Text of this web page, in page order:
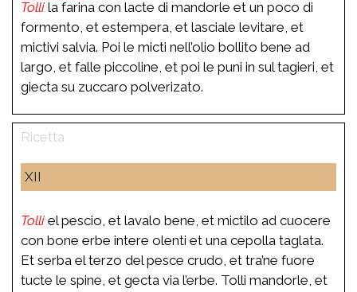
Tolli la farina con lacte di mandorle et un poco di
formento, et estempera, et lasciale levitare, et
mictivi salvia. Poi le micti nell’olio bollito bene ad
largo, et falle piccoline, et poi le puni in sul tagieri, et
giecta su zuccaro polverizato.
XII
Tolli el pescio, et lavalo bene, et mictilo ad cuocere
con bone erbe intere olenti et una cepolla taglata.
Et serba el terzo del pesce crudo, et tra’ne fuore
tucte le spine, et gecta via l’erbe. Tolli mandorle, et